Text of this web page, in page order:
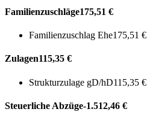
Familienzuschläge175,51 €
Familienzuschlag Ehe175,51 €
Zulagen115,35 €
Strukturzulage gD/hD115,35 €
Steuerliche Abzüge-1.512,46 €